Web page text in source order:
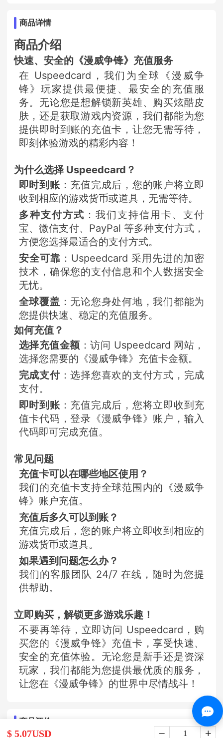
$ 5.07USD
商品详情
商品介绍
快速、安全的《漫威争锋》充值服务
在 Uspeedcard，我们为全球《漫威争
锋》玩家提供最便捷、最安全的充值服
务。无论您是想解锁新英雄、购买炫酷皮
肤，还是获取游戏内资源，我们都能为您
提供即时到账的充值卡，让您无需等待，
即刻体验游戏的精彩内容！
为什么选择 Uspeedcard？
即时到账 ：充值完成后，您的账户将立即
收到相应的游戏货币或道具，无需等待。
多种支付方式 ：我们支持信用卡、支付
宝、微信支付、PayPal 等多种支付方式，
方便您选择最适合的支付方式。
安全可靠 ：Uspeedcard 采用先进的加密
技术，确保您的支付信息和个人数据安全
无忧。
全球覆盖 ：无论您身处何地，我们都能为
您提供快速、稳定的充值服务。
如何充值？
选择充值金额 ：访问 Uspeedcard 网站，
选择您需要的《漫威争锋》充值卡金额。
完成支付：选择您喜欢的支付方式，完成
支付。
即时到账 ：充值完成后，您将立即收到充
值卡代码，登录《漫威争锋》账户，输入
代码即可完成充值。
常见问题
充值卡可以在哪些地区使用？
我们的充值卡支持全球范围内的《漫威争
锋》账户充值。
充值后多久可以到账？
充值完成后，您的账户将立即收到相应的
游戏货币或道具。
如果遇到问题怎么办？
我们的客服团队 24/7 在线，随时为您提
供帮助。
立即购买，解锁更多游戏乐趣！
不要再等待，立即访问 Uspeedcard，购
买您的《漫威争锋》充值卡，享受快速、
安全的充值体验。无论您是新手还是资深
玩家，我们都能为您提供最优质的服务，
让您在《漫威争锋》的世界中尽情战斗！
商品评价